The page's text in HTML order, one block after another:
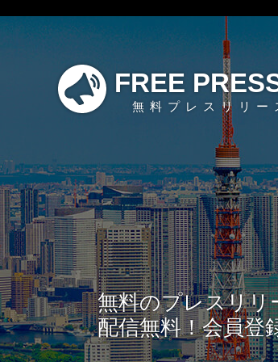
FREE
無料プレスリリー
無料のプレスリリ
配信無料！会員登